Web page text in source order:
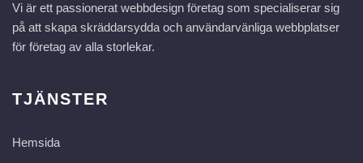
Vi är ett passionerat webbdesign företag som specialiserar sig
på att skapa skräddarsydda och användarvänliga webbplatser
för företag av alla storlekar.
TJÄNSTER
Hemsida